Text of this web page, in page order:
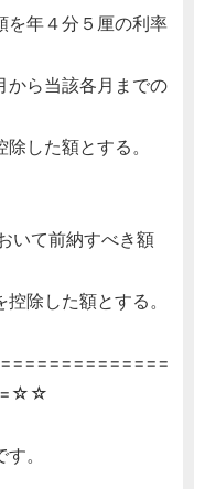
を年４分５厘の利率
から当該各月までの
した額とする。
いて前納すべき額
除した額とする。
。